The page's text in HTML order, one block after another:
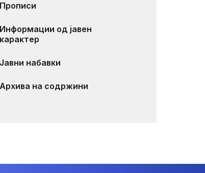
Прописи
Информации од јавен
карактер
Јавни набавки
Архива на содржини